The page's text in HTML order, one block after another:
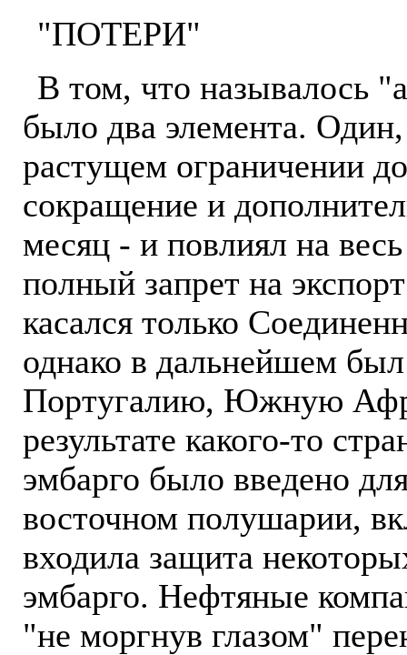
"ПОТЕРИ"
В том, что называлось
было два элемента.
растущем ограничении
сокращение и
месяц - и повлиял на
полный запрет на
касался только
однако в дальнейшем
Португалию, Южную
результате какого-то
эмбарго было введено
восточном полушарии,
входила защита
эмбарго. Нефтяные
"не моргнув глазом"